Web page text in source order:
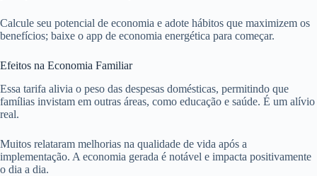
Calcule seu potencial de economia e adote hábitos que maximizem os
benefícios; baixe o app de economia energética para começar.
Efeitos na Economia Familiar
Essa tarifa alivia o peso das despesas domésticas, permitindo que
famílias invistam em outras áreas, como educação e saúde. É um alívio
real.
Muitos relataram melhorias na qualidade de vida após a
implementação. A economia gerada é notável e impacta positivamente
o dia a dia.